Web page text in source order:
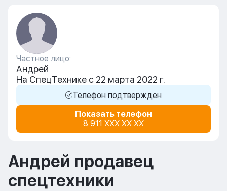
Частное лицо:
Андрей
На СпецТехнике с 22 марта 2022 г.
Телефон подтвержден
Показать телефон
8 911 XXX XX XX
Андрей продавец
спецтехники